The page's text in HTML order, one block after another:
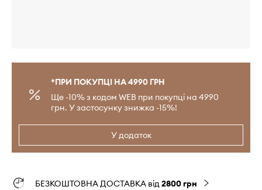
*ПРИ ПОКУПЦІ НА 4990 ГРН
Ще -10% з кодом WEB при покупці на 4990
грн. У застосунку знижка -15%!
У додаток
БЕЗКОШТОВНА ДОСТАВКА від2800 грн